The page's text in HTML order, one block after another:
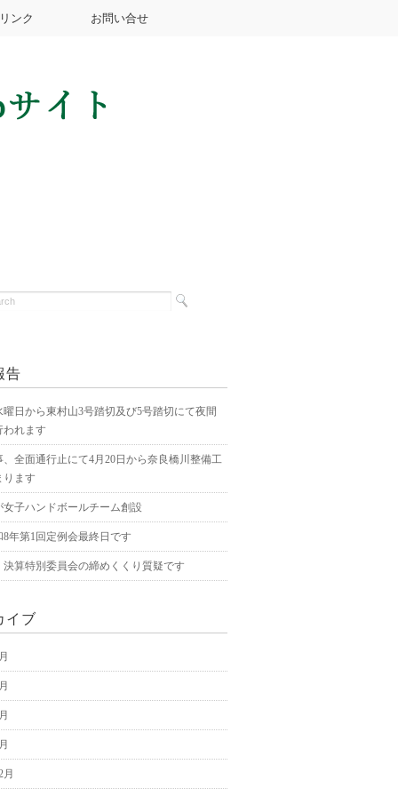
リンク お問い合せ
告
曜日から東村山3号踏切及び5号踏切にて夜間
われます
、全面通行止にて4月20日から奈良橋川整備工
ります
女子ハンドボールチーム創設
8年第1回定例会最終日です
決算特別委員会の締めくくり質疑です
イブ
月